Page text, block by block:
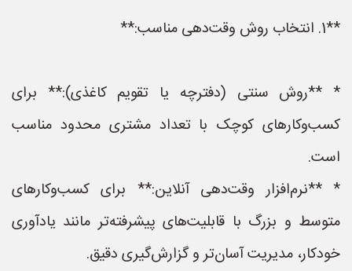
**1. انتخاب روش وقت‌دهی مناسب:**
* **روش سنتی (دفترچه یا تقویم کاغذی):** برای
کسب‌وکارهای کوچک با تعداد مشتری محدود مناسب
است.
* **نرم‌افزار وقت‌دهی آنلاین:** برای کسب‌وکارهای
متوسط و بزرگ با قابلیت‌های پیشرفته‌تر مانند یادآوری
خودکار، مدیریت آسان‌تر و گزارش‌گیری دقیق.